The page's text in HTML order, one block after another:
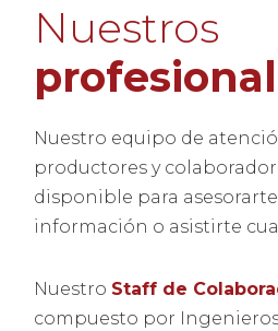
Nuestros
Nuestro equipo de
productores y
disponible para
información o asistirte
Nuestro Staff de
compuesto por